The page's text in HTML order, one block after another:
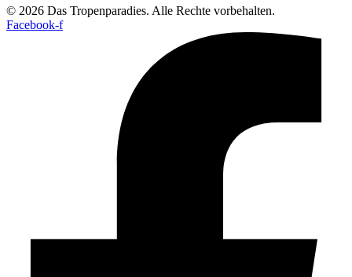
© 2026 Das Tropenparadies. Alle Rechte vorbehalten.
Facebook-f